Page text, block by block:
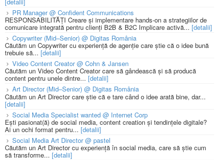
PR Manager @ Confident Communications
RESPONSABILITĂȚI Creare și implementare hands-on a strategiilor de
comunicare integrată pentru clienți B2B & B2C Implicare activă... [detalii]
Copywriter (Mid–Senior) @ Digitas România
Căutăm un Copywriter cu experiență de agenție care știe că o idee bună
trebuie să... [detalii]
Video Content Creator @ Cohn & Jansen
Căutăm un Video Content Creator care să gândească și să producă
content pentru unele dintre... [detalii]
Art Director (Mid–Senior) @ Digitas România
Căutăm un Art Director care știe că e tare când o idee arată bine, dar...
[detalii]
Social Media Specialist wanted @ Internet Corp
Ești pasionat(ă) de social media, content creation și tendințele digitale?
Ai un ochi format pentru... [detalii]
Social Media Art Director @ pastel
Căutăm un Art Director cu experiență în social media, care să știe cum
să transforme... [detalii]